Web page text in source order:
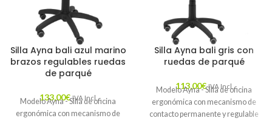
Silla Ayna bali azul marino
brazos regulables ruedas
de parqué
133,00€ IVA Incl.
Modelo Ayna - Silla de oficina
ergonómica con mecanismo de
Silla Ayna bali gris con
ruedas de parqué
113,00€ IVA Incl.
Modelo Ayna - Silla de oficina
ergonómica con mecanismo de
contacto permanente y regulable